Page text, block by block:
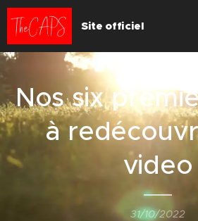
Site officiel
Nos six
à
video
31/10/2022